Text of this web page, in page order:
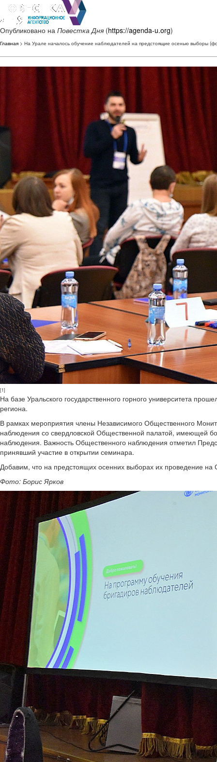
Опубликовано на Повестка Дня (https://agenda-u.org)
Главная > На Урале началось обучение наблюдателей на предстоящие осенью выборы
[1]
На базе Уральского государственного горного университета
региона.
В рамках мероприятия члены Независимого Общественного
наблюдения со свердловской Общественной палатой, имеющей
наблюдения. Важность Общественного наблюдения отметил
принявший участие в открытии семинара.
Добавим, что на предстоящих осенних выборах их проведение
Фото: Борис Ярков